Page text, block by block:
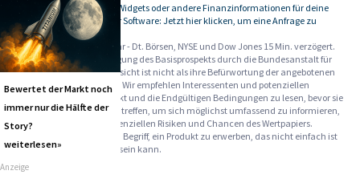
-
Kursdaten, Widgets oder andere Finanzinformationen für deine
Website oder Software: Jetzt hier klicken, um eine Anfrage zu
stellen.
Alle Angaben ohne Gewähr - Dt. Börsen, NYSE und Dow Jones 15 Min. verzögert.
Werbehinweise:
Die Billigung des Basisprospekts durch die Bundesanstalt für
Finanzdienstleistungsaufsicht ist nicht als ihre Befürwortung der angebotenen
Wertpapiere zu verstehen. Wir empfehlen Interessenten und potenziellen
Anlegern den Basisprospekt und die Endgültigen Bedingungen zu lesen, bevor sie
eine Anlageentscheidung treffen, um sich möglichst umfassend zu informieren,
insbesondere über die potenziellen Risiken und Chancen des Wertpapiers.
Warnhinweise: Sie sind im Begriff, ein Produkt zu erwerben, das nicht einfach ist
und schwer zu verstehen sein kann.
Bewertet der Markt noch
immer nur die Hälfte der
Story?
weiterlesen»
Anzeige